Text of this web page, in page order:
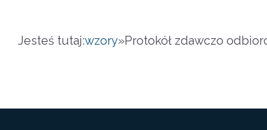
Jesteś tutaj:wzory»Protokół zdawczo